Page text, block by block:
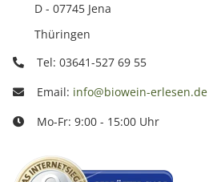
D - 07745 Jena
Thüringen
Tel: 03641-527 69 55
Email: info@biowein-erlesen.de
Mo-Fr: 9:00 - 15:00 Uhr